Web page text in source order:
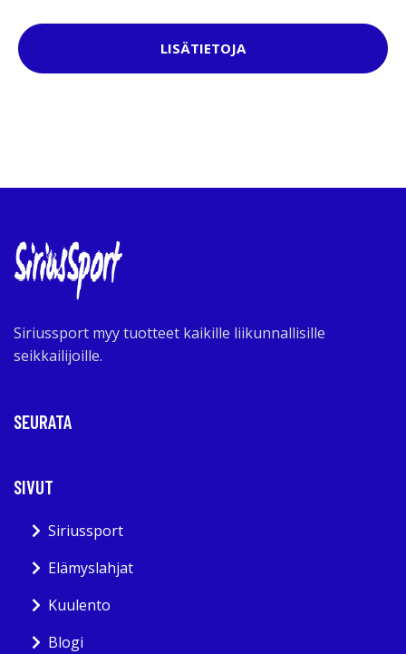
LISÄTIETOJA
Siriussport myy tuotteet kaikille liikunnallisille
seikkailijoille.
SEURATA
SIVUT
Siriussport
Elämyslahjat
Kuulento
Blogi